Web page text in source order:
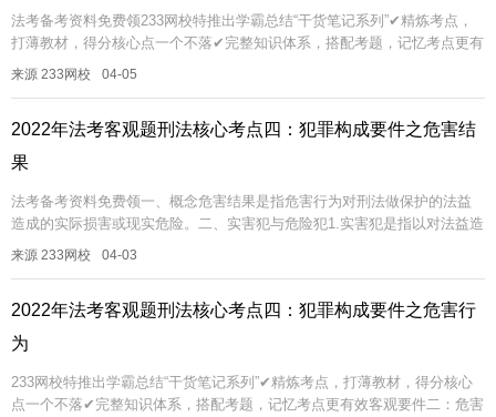
法考备考资料免费领233网校特推出学霸总结“干货笔记系列”✔精炼考点，
打薄教材，得分核心点一个不落✔完整知识体系，搭配考题，记忆考点更有
效一、因果关系欲解决的问题因果关系解决的是实害结果的归属问题。1...
来源 233网校 04-05
2022年法考客观题刑法核心考点四：犯罪构成要件之危害结
果
法考备考资料免费领一、概念危害结果是指危害行为对刑法做保护的法益
造成的实际损害或现实危险。二、实害犯与危险犯1.实害犯是指以对法益造
成的实际损害作为构成要件要素的犯罪，也称为结果犯。例如：刑法规
来源 233网校 04-03
2022年法考客观题刑法核心考点四：犯罪构成要件之危害行
为
233网校特推出学霸总结“干货笔记系列”✔精炼考点，打薄教材，得分核心
点一个不落✔完整知识体系，搭配考题，记忆考点更有效客观要件二：危害